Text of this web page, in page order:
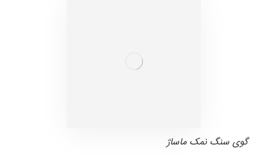
گوی سنگ نمک ماساژ